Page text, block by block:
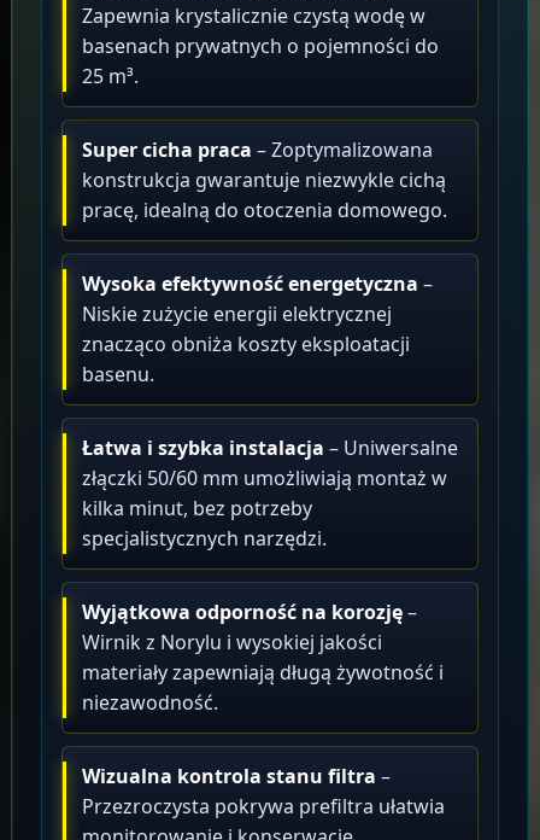
Zapewnia krystalicznie czystą wodę w
basenach prywatnych o pojemności do
25 m³.
Super cicha praca – Zoptymalizowana
konstrukcja gwarantuje niezwykle cichą
pracę, idealną do otoczenia domowego.
Wysoka efektywność energetyczna –
Niskie zużycie energii elektrycznej
znacząco obniża koszty eksploatacji
basenu.
Łatwa i szybka instalacja – Uniwersalne
złączki 50/60 mm umożliwiają montaż w
kilka minut, bez potrzeby
specjalistycznych narzędzi.
Wyjątkowa odporność na korozję–
Wirnik z Norylu i wysokiej jakości
materiały zapewniają długą żywotność i
niezawodność.
Wizualna kontrola stanu filtra –
Przezroczysta pokrywa prefiltra ułatwia